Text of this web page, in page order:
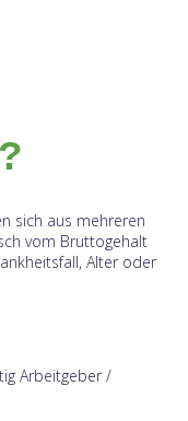
sich aus mehreren
vom Bruttogehalt
Alter oder
Arbeitgeber /